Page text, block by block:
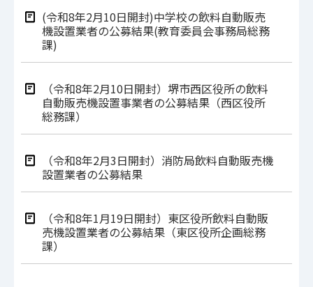
(令和8年2月10日開封)中学校の飲料自動販売
機設置業者の公募結果(教育委員会事務局総務
課)
（令和8年2月10日開封）堺市西区役所の飲料
自動販売機設置事業者の公募結果（西区役所
総務課）
（令和8年2⽉3⽇開封）消防局飲料⾃動販売機
設置業者の公募結果
（令和8年1月19日開封）東区役所飲料自動販
売機設置業者の公募結果（東区役所企画総務
課）